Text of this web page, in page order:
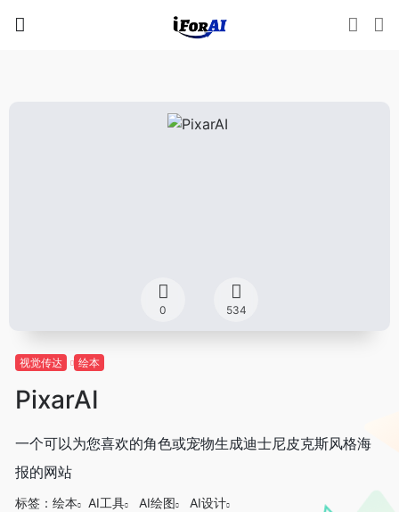
0 534
视觉传达 绘本
PixarAI
一个可以为您喜欢的角色或宠物生成迪士尼皮克斯风格海
报的网站
标签： 绘本 AI工具 AI绘图 AI设计